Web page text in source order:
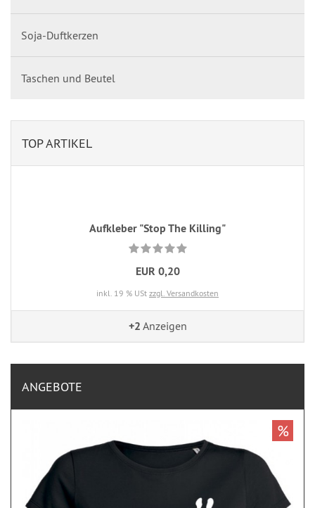
Soja-Duftkerzen
Taschen und Beutel
TOP ARTIKEL
Aufkleber "Stop The Killing"
EUR 0,20
inkl. 19 % USt zzgl. Versandkosten
+2 Anzeigen
ANGEBOTE
%